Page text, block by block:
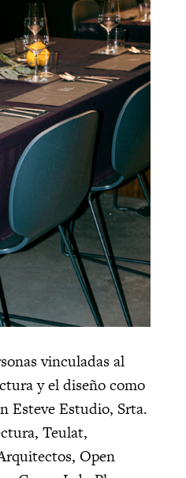
vinculadas al
y el diseño como
Esteve Estudio, Srta.
Teulat,
Open